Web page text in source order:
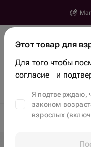
Найти
Тренды
Доставка цветов в
Этот товар для
Для того чтобы
согласие и
Я подтверждаю,
законом
взрослых